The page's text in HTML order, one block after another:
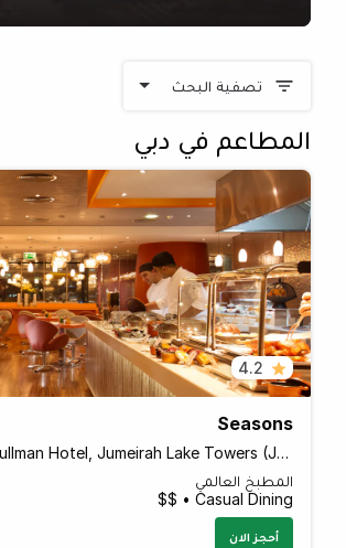
تصفية البحث
المطاعم في دبي
4.2
Seasons
Pullman Hotel, Jumeirah Lake Towers (JLT)
المطبخ العالمي
Casual Dining • $$
أحجز الان